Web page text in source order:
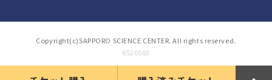
Copyright(c)SAPPORO SCIENCE CENTER. All rights reserved.
6520583